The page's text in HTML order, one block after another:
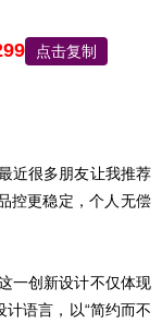
点击复制
近很多朋友让我推荐
控更稳定，个人无偿
一创新设计不仅体现
语言，以“简约而不